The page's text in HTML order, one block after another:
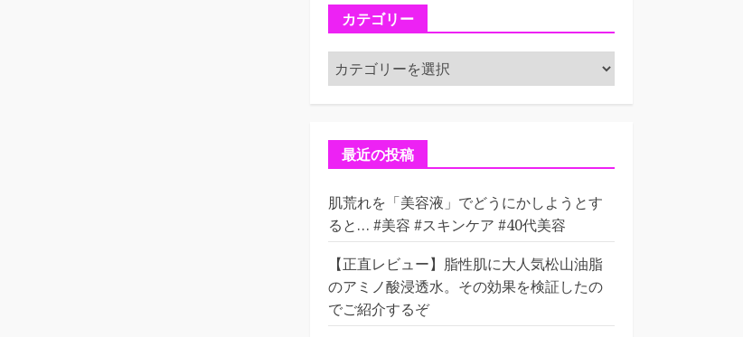
カテゴリー
カ
テ
ゴ
ー最近の投稿
肌荒れを「美容液」でどうにかしようとす
ると… #美容 #スキンケア #40代美容
【正直レビュー】脂性肌に大人気松山油脂
のアミノ酸浸透水。その効果を検証したの
でご紹介するぞ